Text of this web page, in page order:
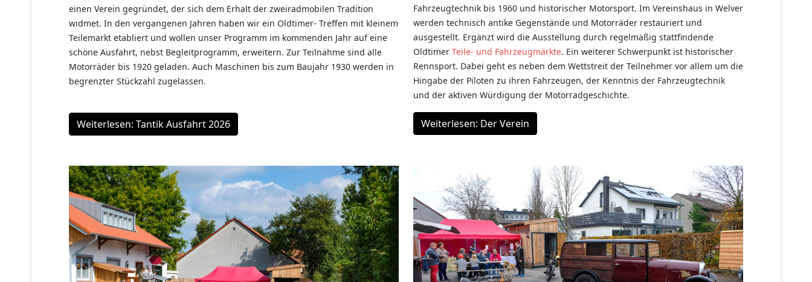
einen Verein gegründet, der sich dem Erhalt der zweiradmobilen Tradition
widmet. In den vergangenen Jahren haben wir ein Oldtimer- Treffen mit kleinem
Teilemarkt etabliert und wollen unser Programm im kommenden Jahr auf eine
schöne Ausfahrt, nebst Begleitprogramm, erweitern. Zur Teilnahme sind alle
Motorräder bis 1920 geladen. Auch Maschinen bis zum Baujahr 1930 werden in
begrenzter Stückzahl zugelassen.
Weiterlesen: Tantik Ausfahrt 2026
Fahrzeugtechnik bis 1960 und historischer Motorsport. Im Vereinshaus in Welver
werden technisch antike Gegenstände und Motorräder restauriert und
ausgestellt. Ergänzt wird die Ausstellung durch regelmäßig stattfindende
Oldtimer Teile- und Fahrzeugmärkte. Ein weiterer Schwerpunkt ist historischer
Rennsport. Dabei geht es neben dem Wettstreit der Teilnehmer vor allem um die
Hingabe der Piloten zu ihren Fahrzeugen, der Kenntnis der Fahrzeugtechnik
und der aktiven Würdigung der Motorradgeschichte.
Weiterlesen: Der Verein